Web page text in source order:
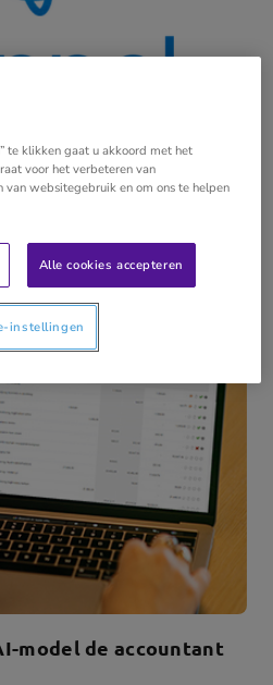
van Peppol
model de accountant
te klikken gaat u akkoord met het
voor het verbeteren van
websitegebruik en om ons te helpen
Alle cookies accepteren
instellingen